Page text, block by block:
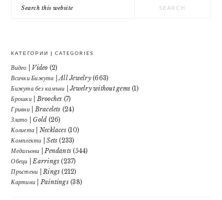
this
КАТЕГОРИИ | CATEGORIES
Видео | Video (2)
Всички Бижута | All Jewelry(663)
Бижута без камъни | Jewelry without gems (1)
Брошки | Brooches (7)
Гривни | Bracelets (24)
Злато | Gold (26)
Колиета | Necklaces(10)
Комплекти | Sets (233)
Медальони | Pendants (544)
Обеци | Earrings (237)
Пръстени | Rings (212)
Картини | Paintings(38)